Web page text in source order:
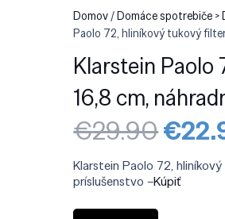
Domov/Domáce spotrebiče
Paolo 72, hliníkový tukový
Klarstein Paolo
16,8 cm,
€29.90 cena
bola:
€
Klarstein Paolo 72,
príslušenstvo –Kúpiť